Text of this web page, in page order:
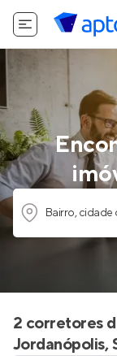
Bairro,
2 corretores
Jordanópolis,